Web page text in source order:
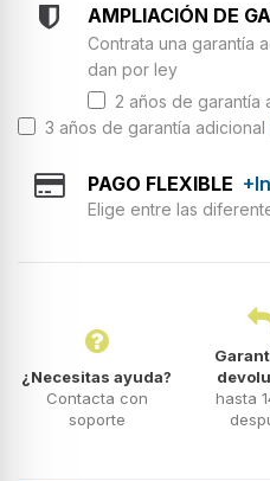
AMPLIACIÓN DE
Contrata una garantía
dan por ley
2 años de garantía
3 años de garantía adicional
PAGO FLEXIBLE
Elige entre las
¿Necesitas ayuda?
Contacta con
soporte
hasta